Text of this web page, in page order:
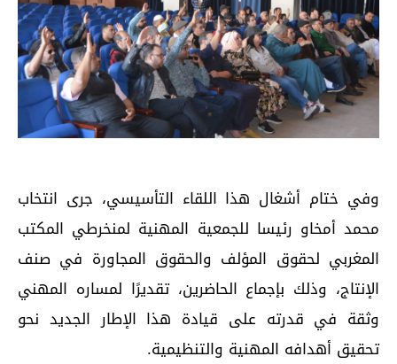
وفي ختام أشغال هذا اللقاء التأسيسي، جرى انتخاب
محمد أمخاو رئيسا للجمعية المهنية لمنخرطي المكتب
المغربي لحقوق المؤلف والحقوق المجاورة في صنف
الإنتاج، وذلك بإجماع الحاضرين، تقديرًا لمساره المهني
وثقة في قدرته على قيادة هذا الإطار الجديد نحو
تحقيق أهدافه المهنية والتنظيمية.